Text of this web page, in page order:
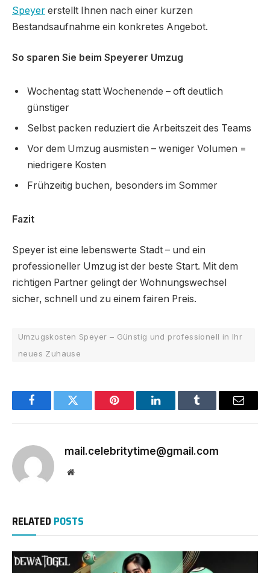
Speyer erstellt Ihnen nach einer kurzen
Bestandsaufnahme ein konkretes Angebot.
So sparen Sie beim Speyerer Umzug
Wochentag statt Wochenende – oft deutlich
günstiger
Selbst packen reduziert die Arbeitszeit des Teams
Vor dem Umzug ausmisten – weniger Volumen =
niedrigere Kosten
Frühzeitig buchen, besonders im Sommer
Fazit
Speyer ist eine lebenswerte Stadt – und ein
professioneller Umzug ist der beste Start. Mit dem
richtigen Partner gelingt der Wohnungswechsel
sicher, schnell und zu einem fairen Preis.
Umzugskosten Speyer – Günstig und professionell in Ihr
neues Zuhause
FacebookTwitter Pinterest LinkedInTumblr Email
mail.celebritytime@gmail.com
Website
RELATED POSTS